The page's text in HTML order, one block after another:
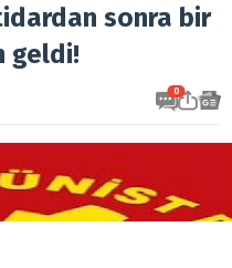
sonra bir
geldi!
0